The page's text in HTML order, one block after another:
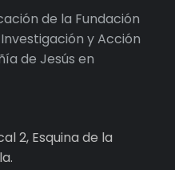
de la Fundación
y Acción
de Jesús en
2, Esquina de la